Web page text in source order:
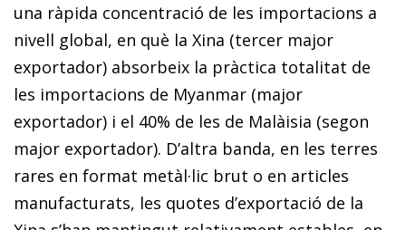
una ràpida concentració de les importacions a
nivell global, en què la Xina (tercer major
exportador) absorbeix la pràctica totalitat de
les importacions de Myanmar (major
exportador) i el 40% de les de Malàisia (segon
major exportador). D’altra banda, en les terres
rares en format metàl·lic brut o en articles
manufacturats, les quotes d’exportació de la